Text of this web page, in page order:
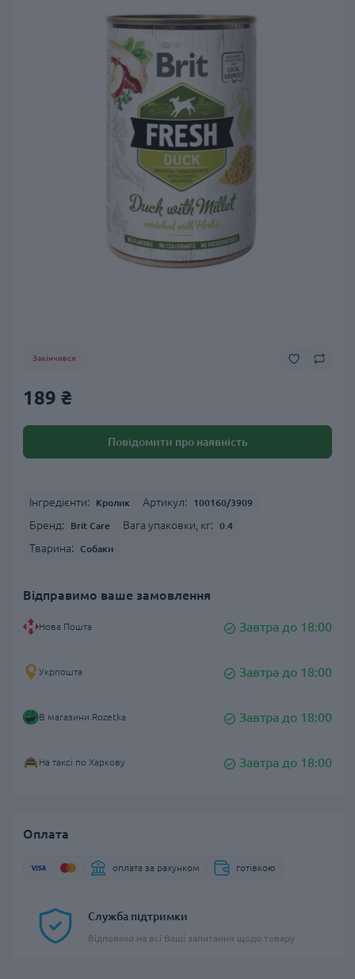
Закінчився
189 ₴
Повідомити про наявність
Інгредієнти: Кролик Артикул: 100160/3909
Бренд: Brit Care Вага упаковки, кг: 0.4
Тварина: Собаки
Відправимо ваше замовлення
Нова Пошта Завтра до 18:00
Укрпошта Завтра до 18:00
В магазини Rozetka Завтра до 18:00
На таксі по Харкову Завтра до 18:00
Оплата
оплата за рахунком готівкою
Служба підтримки
Відповімо на всі Ваші запитання щодо товару